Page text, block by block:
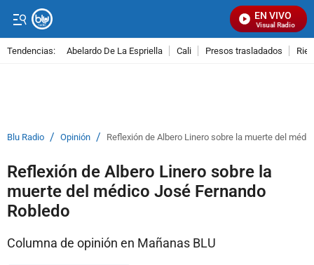
EN VIVO
Señal Visual Radio
Tendencias: Abelardo De La Espriella Cali Presos trasladados
Blu Radio / Opinión / Reflexión de Albero Linero sobre la muerte del
Reflexión de Albero Linero sobre la
muerte del médico José Fernando
Robledo
Columna de opinión en Mañanas BLU